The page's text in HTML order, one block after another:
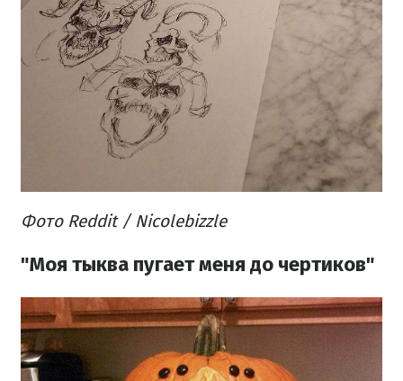
Фото Reddit / Nicolebizzle
"Моя тыква пугает меня до чертиков"